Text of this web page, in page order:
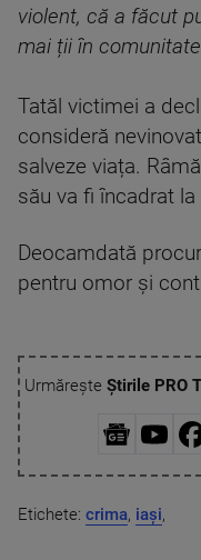
violent, că a făcut
mai ții în
Tatăl victimei a
consideră
salveze viața.
său va fi încadrat la
Deocamdată
pentru omor și
Urmărește Știrile PRO
Etichete: crima, iași,